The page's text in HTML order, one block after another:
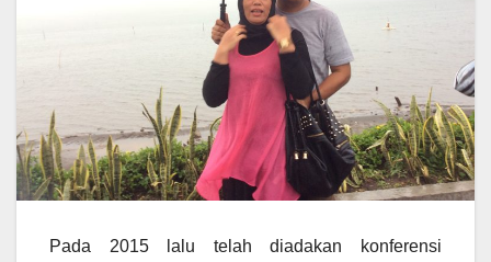
Pada 2015 lalu telah diadakan konferensi